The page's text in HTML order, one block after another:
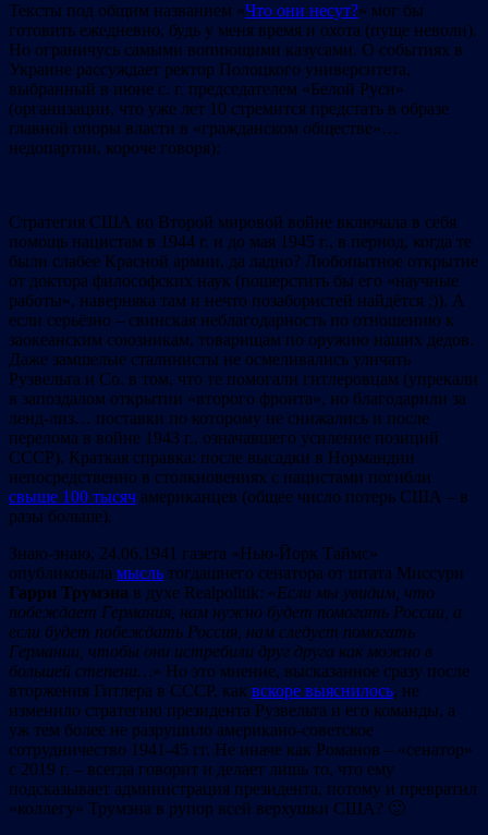
Тексты под общим названием «Что они несут?» мог бы
готовить ежедневно, будь у меня время и охота (пуще неволи).
Но ограничусь самыми вопиющими казусами. О событиях в
Украине рассуждает ректор Полоцкого университета,
выбранный в июне с. г. председателем «Белой Руси»
(организации, что уже лет 10 стремится предстать в образе
главной опоры власти в «гражданском обществе»…
недопартии, короче говоря):
Стратегия США во Второй мировой войне включала в себя
помощь нацистам в 1944 г. и до мая 1945 г., в период, когда те
были слабее Красной армии, да ладно? Любопытное открытие
от доктора философских наук (пошерстить бы его «научные
работы», наверняка там и нечто позабористей найдётся ;)). А
если серьёзно – свинская неблагодарность по отношению к
заокеанским союзникам, товарищам по оружию наших дедов.
Даже замшелые сталинисты не осмеливались уличать
Рузвельта и Со. в том, что те помогали гитлеровцам (упрекали
в запоздалом открытии «второго фронта», но благодарили за
ленд-лиз… поставки по которому не снижались и после
перелома в войне 1943 г., означавшего усиление позиций
СССР). Краткая справка: после высадки в Нормандии
непосредственно в столкновениях с нацистами погибли
свыше 100 тысяч американцев (общее число потерь США – в
разы больше).
Знаю-знаю, 24.06.1941 газета «Нью-Йорк Таймс»
опубликовала мысль тогдашнего сенатора от штата Миссури
Гарри Трумэна в духе Realpolitik: «Если мы увидим, что
побеждает Германия, нам нужно будет помогать России, а
если будет побеждать Россия, нам следует помогать
Германии, чтобы они истребили друг друга как можно в
большей степени…» Но это мнение, высказанное сразу после
вторжения Гитлера в СССР, как вскоре выяснилось, не
изменило стратегию президента Рузвельта и его команды, а
уж тем более не разрушило американо-советское
сотрудничество 1941-45 гг. Не иначе как Романов – «сенатор»
с 2019 г. – всегда говорит и делает лишь то, что ему
подсказывает администрация президента, потому и превратил
«коллегу» Трумэна в рупор всей верхушки США? 🙂